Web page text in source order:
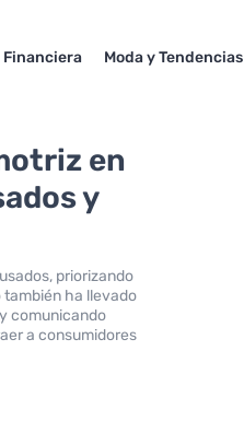
Financiera Moda y Tendencias
en
y
priorizando
ha llevado
comunicando
a consumidores